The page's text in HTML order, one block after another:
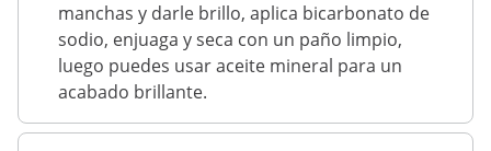
manchas y darle brillo, aplica bicarbonato de
sodio, enjuaga y seca con un paño limpio,
luego puedes usar aceite mineral para un
acabado brillante.